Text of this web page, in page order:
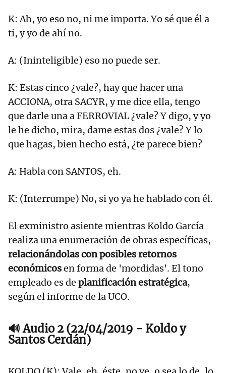
K: Ah, yo eso no, ni me importa. Yo sé que él a
ti, y yo de ahí no.
A: (Ininteligible) eso no puede ser.
K: Estas cinco ¿vale?, hay que hacer una
ACCIONA, otra SACYR, y me dice ella, tengo
que darle una a FERROVIAL ¿vale? Y digo, y yo
le he dicho, mira, dame estas dos ¿vale? Y lo
que hagas, bien hecho está, ¿te parece bien?
A: Habla con SANTOS, eh.
K: (Interrumpe) No, si yo ya he hablado con él.
El exministro asiente mientras Koldo García
realiza una enumeración de obras específicas,
relacionándolas con posibles retornos
económicosen forma de 'mordidas'. El tono
empleado es de planificación estratégica,
según el informe de la UCO.
🔊 Audio 2 (22/04/2019 - Koldo y
Santos Cerdán)